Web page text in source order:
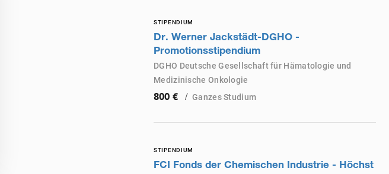
STIPENDIUM
Dr. Werner Jackstädt-DGHO -
Promotionsstipendium
DGHO Deutsche Gesellschaft für Hämatologie und
Medizinische Onkologie
800 €
/ Ganzes Studium
STIPENDIUM
FCI Fonds der Chemischen Industrie - Höchst